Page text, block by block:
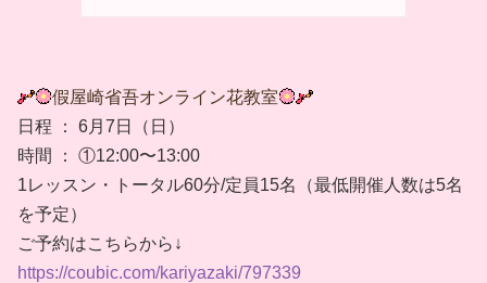
假屋崎省吾オンライン花教室
日程 ： 6月7日（日）
時間 ： ①12:00〜13:00
1レッスン・トータル60分/定員15名（最低開催人数は5名
を予定）
ご予約はこちらから↓
https://coubic.com/kariyazaki/797339